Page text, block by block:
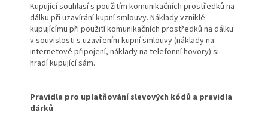
Kupující souhlasí s použitím komunikačních prostředků na
dálku při uzavírání kupní smlouvy. Náklady vzniklé
kupujícímu při použití komunikačních prostředků na dálku
v souvislosti s uzavřením kupní smlouvy (náklady na
internetové připojení, náklady na telefonní hovory) si
hradí kupující sám.
Pravidla pro uplatňování slevových kódů a pravidla
dárků